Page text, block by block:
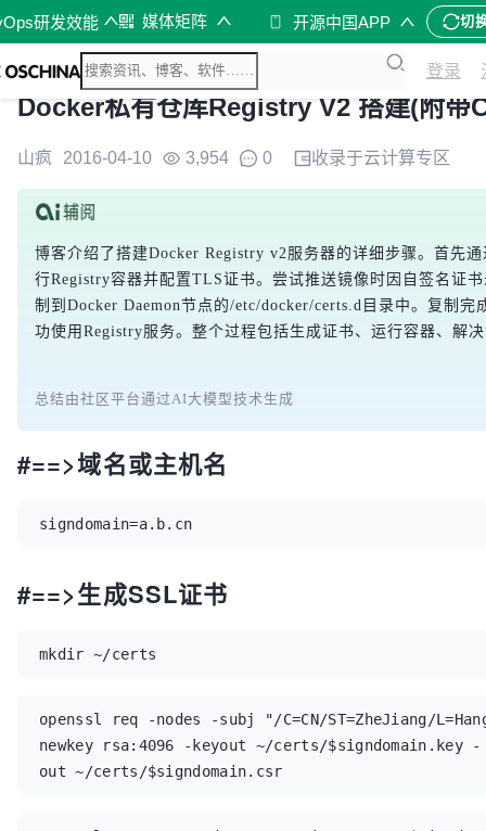
研发效能 媒体矩阵 开源中国APP 切
登录
Docker私有仓库Registry V2 搭建(附带
山疯 2016-04-10 3,954 0 收录于云计算专区
博客介绍了搭建Docker Registry v2服务器的详细步骤。首先
行Registry容器并配置TLS证书。尝试推送镜像时因自签名证
制到Docker Daemon节点的/etc/docker/certs.d目录中。复制完
功使用Registry服务。整个过程包括生成证书、运行容器、解
总结由社区平台通过AI大模型技术生成
#==>域名或主机名
signdomain=a.b.cn
#==>生成SSL证书
mkdir ~/certs
openssl req -nodes -subj "/C=CN/ST=ZheJiang/
newkey rsa:4096 -keyout ~/certs/$signdomain.key -
out ~/certs/$signdomain.csr